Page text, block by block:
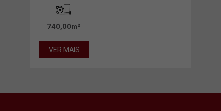
740,00m²
VER MAIS